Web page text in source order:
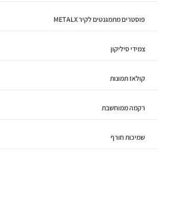
פוסטרים מתמגנטים לקיר METALX
צמידי סיליקון
קולאז תמונות
רקמה ממוחשבת
שמיכות חורף